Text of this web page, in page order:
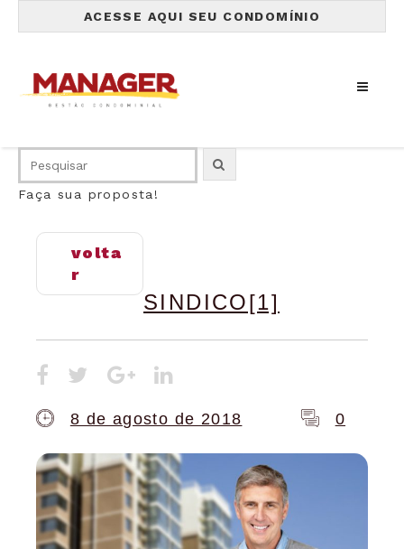
ACESSE AQUI SEU CONDOMÍNIO
Faça sua proposta!
volta
r
SINDICO[1]
8 de agosto de 2018 0